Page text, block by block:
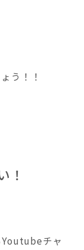
う！！
！
Youtubeチャ